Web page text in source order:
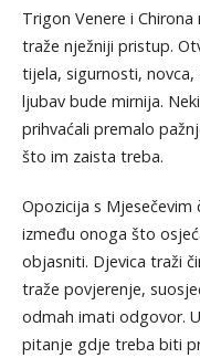
Trigon Venere i
traže nježniji pristup.
tijela, sigurnosti,
ljubav bude mirnija.
prihvaćali premalo
što im zaista treba.
Opozicija s Mjesečevim
između onoga što
objasniti. Djevica traži
traže povjerenje,
odmah imati odgovor.
pitanje gdje treba biti